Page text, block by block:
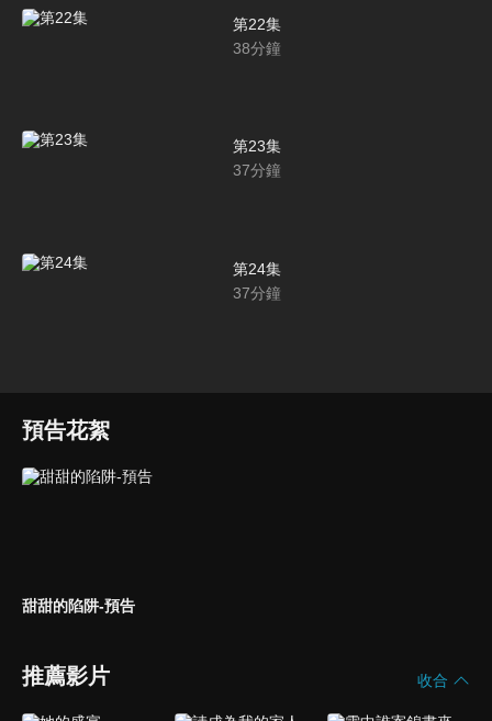
第22集
38分鐘
第23集
37分鐘
第24集
37分鐘
預告花絮
甜甜的陷阱-預告
推薦影片 收合